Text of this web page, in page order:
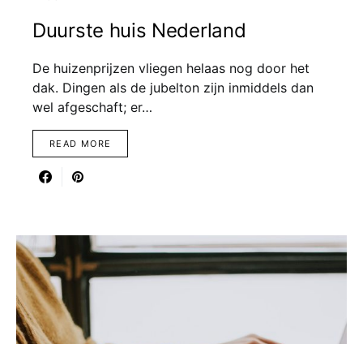
Duurste huis Nederland
De huizenprijzen vliegen helaas nog door het
dak. Dingen als de jubelton zijn inmiddels dan
wel afgeschaft; er…
READ MORE